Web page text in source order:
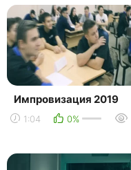
Импровизация 2019
1:04 0%